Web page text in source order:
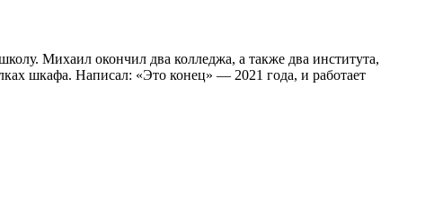
Михаил окончил два колледжа, а также два института,
шкафа. Написал: «Это конец» — 2021 года, и работает